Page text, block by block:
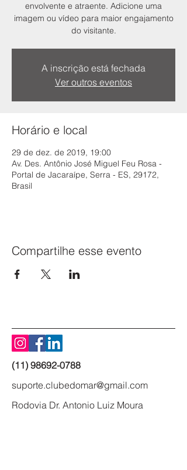
envolvente e atraente. Adicione uma
imagem ou vídeo para maior engajamento
do visitante.
A inscrição está fechada
Ver outros eventos
Horário e local
29 de dez. de 2019, 19:00
Av. Des. Antônio José Miguel Feu Rosa -
Portal de Jacaraípe, Serra - ES, 29172,
Brasil
Compartilhe esse evento
(11) 98692-0788
suporte.clubedomar@gmail.com
Rodovia Dr. Antonio Luiz Moura